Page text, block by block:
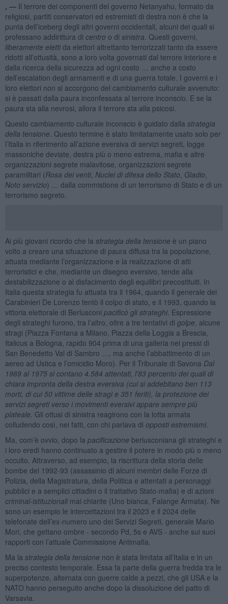
, — Il terrore dei componenti del governo Netanyahu, formato da
religiosi, partiti conservatori ed estremisti di destra non è che la
punta dell’iceberg degli altri governi occidentali, alcuni dei quali si
professano addirittura di centro o di sinistra . Questi governi,
liberamente elettida elettori altrettanto terrorizzati tanto da essere
ridotti all’ottusità, sono a loro volta governati dal terrore interiore e
dalla ricerca della sicurezza ad ogni costo … anche a costo
dell’escalation degli armamenti e di una guerra totale. I governi e i
loro elettori non si accorgono del cambiamento culturale avvenuto:
si è passati dalla paura inconfessata al terrore inconscio. E se la
paura sta alla nevrosi, allora il terrore sta alla psicosi.
Questo cambiamento culturale inconscio è guidato dalla strategia
della tensione . Questo termine è stato limitatamente usato solo per
l’Italia in riferimento all’azione eversiva di servizi segreti, logge
massoniche deviate, destra più o meno estrema, mafia e altre
organizzazioni segrete malavitose, organizzazioni segrete
paramilitari (Rosa dei venti, Nuclei di difesa dello Stato Gladio
Noto servizio) … dalla commistione di un terrorismo di Stato e di un
terrorismo segreto.
Ai più giovani ricordo che la strategia della tensione è un piano
volto a creare una situazione di paura diffusa tra la popolazione,
attuata mediante l’organizzazione e la realizzazione di atti
terroristici e che, mediante un disegno eversivo, tende alla
destabilizzazione o al disfacimento degli equilibri precostituiti. In
Italia questa strategia fu attuata tra il 1964, quando il generale dei
Carabinieri De Lorenzo tentò il colpo di stato, e il 1993, quando la
vittoria elettorale di Berlusconi pacificò gli strateghi. Espressione
degli strateghi furono, tra l’altro, oltre a tre tentativi di golpe , alcune
stragi (Piazza Fontana a Milano, Piazza della Loggia a Brescia,
Italicus a Bologna, rapido 904 prima di una galleria nei pressi di
San Benedetto Val di Sambro …, ma anche l’abbattimento di un
aereo ad Ustica e l’omicidio Moro). Per il Tribunale di Savona Dal
1969 al 1975 si contano 4.584 attentati, l'83 percento dei quali di
chiara impronta della destra eversiva (cui si addebitano ben 113
morti, di cui 50 vittime delle stragi e 351 feriti), la protezione dei
servizi segreti verso i movimenti eversivi appare sempre più
plateale. Gli ottusi di sinistra reagirono con la lotta armata
colludendo così, nei fatti, con chi parlava di opposti estremismi.
Ma, com’è ovvio, dopo la pacificazione berlusconiana gli strateghi e
i loro eredi hanno continuato a gestire il potere in modo più o meno
occulto. Attraverso, ad esempio, la riscrittura della storia delle
bombe del 1992-93 (assassinio di alcuni membri delle Forze di
Polizia, della Magistratura, della Politica e attentati a personaggi
pubblici e a semplici cittadini o il trattativo Stato-mafia) e di azioni
criminal-istituzionalimai chiarite (Uno bianca, Falange Armata). Ne
sono un esempio le intercettazioni tra il 2023 e il 2024 delle
telefonate dell’ex-numero uno dei Servizi Segreti, generale Mario
Mori, che gettano ombre - secondo Pd, 5s e AVS - anche sui suoi
rapporti con l’attuale Commissione Antimafia.
Ma la strategia della tensione non è stata limitata all’Italia e in un
preciso contesto temporale. Essa fa parte della guerra fredda tra le
superpotenze, alternata con guerre calde a pezzi, che gli USA e la
NATO hanno perseguito anche dopo la dissoluzione del patto di
Varsavia.